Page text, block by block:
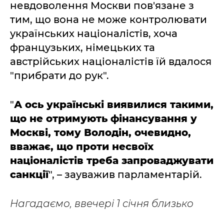
невдоволення Москви пов'язане з
тим, що вона не може контролювати
українських націоналістів, хоча
французьких, німецьких та
австрійських націоналістів їй вдалося
"прибрати до рук".
"А ось українські виявилися такими,
що не отримують фінансування у
Москві, тому Володін, очевидно,
вважає, що проти несвоїх
націоналістів треба запроваджувати
санкції", – зауважив парламентарій.
Нагадаємо, ввечері 1 січня близько